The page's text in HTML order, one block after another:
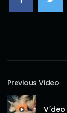
Previous Video
Vídeo